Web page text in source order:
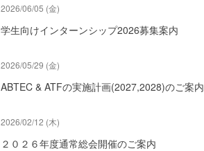
2026/06/05 (金)
学生向けインターンシップ2026募集案内
2026/05/29 (金)
ABTEC & ATFの実施計画(2027,2028)のご案内
2026/02/12 (木)
２０２６年度通常総会開催のご案内